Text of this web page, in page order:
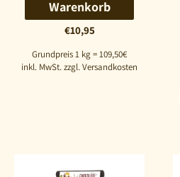
Warenkorb
€10,95
Grundpreis 1 kg = 109,50€
inkl. MwSt. zzgl. Versandkosten